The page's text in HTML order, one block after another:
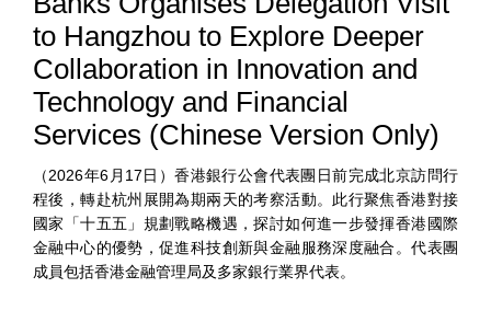
to Hangzhou to Explore Deeper
Collaboration in Innovation and
Technology and Financial
Services (Chinese Version Only)
（2026年6月17日）香港銀行公會代表團日前完成北京訪問行
程後，轉赴杭州展開為期兩天的考察活動。此行聚焦香港對接
國家「十五五」規劃戰略機遇，探討如何進一步發揮香港國際
金融中心的優勢，促進科技創新與金融服務深度融合。代表團
成員包括香港金融管理局及多家銀行業界代表。